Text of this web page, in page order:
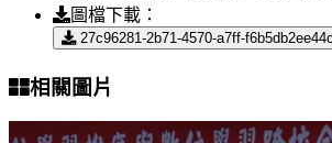
圖檔下載：
27c96281-2b71-4570-a7ff-
相關圖片